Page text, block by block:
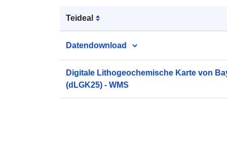
Teideal
Datendownload
Digitale Lithogeochemische Karte von
(dLGK25) - WMS